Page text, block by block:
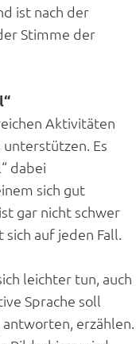
ist nach der
Stimme der
Aktivitäten
Es
dabei
sich gut
gar nicht schwer
auf jeden Fall.
leichter tun, auch
Sprache soll
antworten, erzählen.